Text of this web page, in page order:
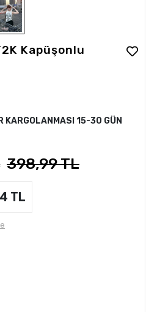
Kapüşonlu
KARGOLANMASI 15-30 GÜN
398,99 TL
TL